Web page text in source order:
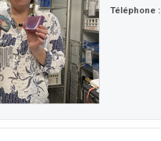
Téléphone :